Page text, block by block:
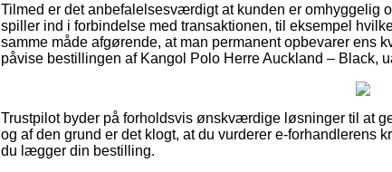
Tilmed er det anbefalelsesværdigt at kunden er omhyggelig
spiller ind i forbindelse med transaktionen, til eksempel
samme måde afgørende, at man permanent opbevarer ens
påvise bestillingen af Kangol Polo Herre Auckland – Black,
Trustpilot byder på forholdsvis ønskværdige løsninger til at
og af den grund er det klogt, at du vurderer e-forhandlerens
du lægger din bestilling.